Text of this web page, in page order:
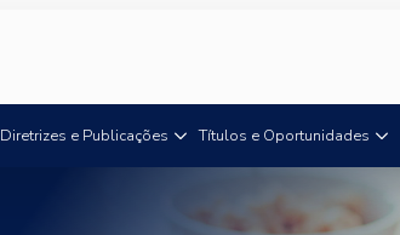
Diretrizes e Publicações Títulos e Oportunidades